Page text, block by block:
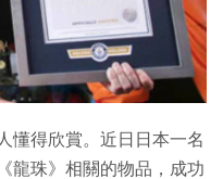
懂得欣賞。近日日本一名
龍珠》相關的物品，成功